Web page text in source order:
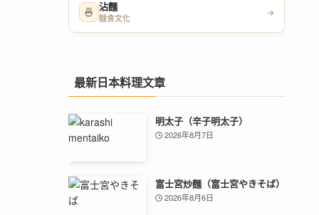
🍜 沾麵
麵食文化
→
最新日本料理文章
明太子（辛子明太子）
2026年8月7日
富士宮炒麵（富士宮やきそば）
2026年8月6日